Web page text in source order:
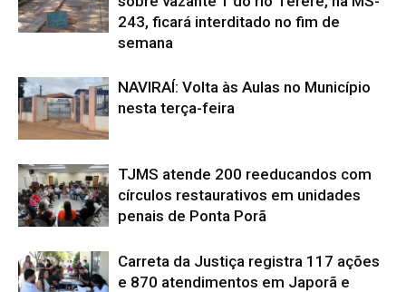
243, ficará interditado no fim de
semana
NAVIRAÍ: Volta às Aulas no Município
nesta terça-feira
TJMS atende 200 reeducandos com
círculos restaurativos em unidades
penais de Ponta Porã
Carreta da Justiça registra 117 ações
e 870 atendimentos em Japorã e